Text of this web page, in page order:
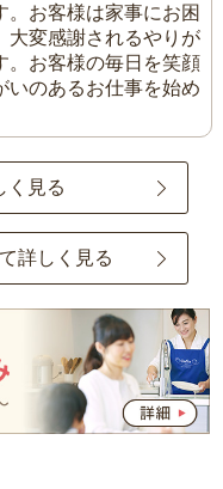
。お客様は家事にお困
大変感謝されるやりが
。お客様の毎日を笑顔
いのあるお仕事を始め
く見る
詳しく見る